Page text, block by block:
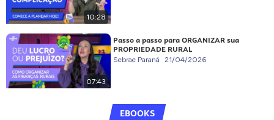
10:28
07:43
Passo a passo para ORGANIZAR sua
PROPRIEDADE RURAL
Sebrae Paraná 21/04/2026
EBOOKS